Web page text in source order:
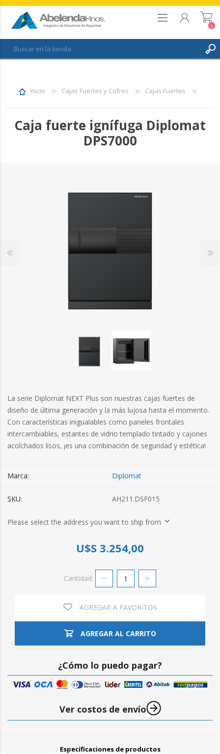
FAVORITOS
0
Inicio Cajas Fuertes y Cofres Cajas Fuertes
Caja fuerte ignífuga Diplomat
DPS7000
La serie Diplomat NEXT Plus son nuestras cajas fuertes de
diseño de última generación y la más lujosa hasta el momento.
Con características inigualables como paneles frontales
intercambiables, estantes de vidrio templado tintado y cajones
acolchados lisos, ¡es una combinación de seguridad y estética!
Marca: Diplomat
SKU: AH211.DSF015
Please select the address you want to ship from
U$S 3.254,00
Cantidad:
AGREGAR A FAVORITOS
AGREGAR AL CARRITO
¿Cómo lo puedo pagar?
Ver costos de envío
Especificaciones de productos